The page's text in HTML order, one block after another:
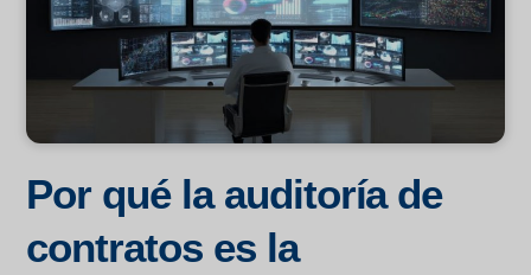
Por qué la auditoría de
contratos es la